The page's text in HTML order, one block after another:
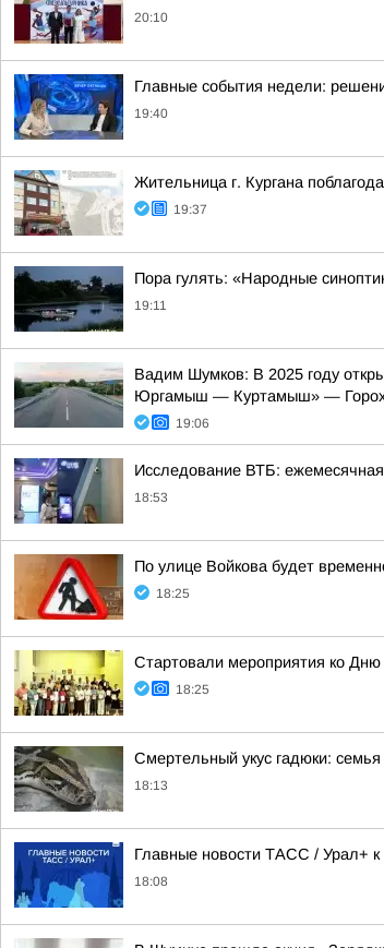
20:10
Главные события недели:
19:40
Жительница г. Кургана
19:37
Пора гулять: «Народные
19:11
Вадим Шумков: В 2025 году
Юргамыш — Куртамыш» —
19:06
Исследование ВТБ: ежемесячная
18:53
По улице Войкова будет
18:25
Стартовали мероприятия ко Дню
18:25
Смертельный укус гадюки:
18:13
Главные новости ТАСС / Урал+ к
18:08